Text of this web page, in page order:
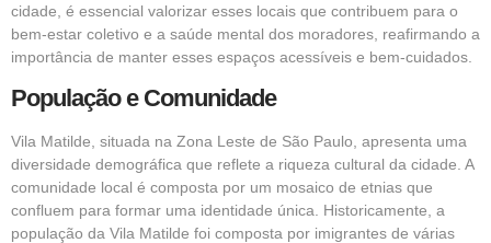
cidade, é essencial valorizar esses locais que contribuem para o
bem-estar coletivo e a saúde mental dos moradores, reafirmando a
importância de manter esses espaços acessíveis e bem-cuidados.
População e Comunidade
Vila Matilde, situada na Zona Leste de São Paulo, apresenta uma
diversidade demográfica que reflete a riqueza cultural da cidade. A
comunidade local é composta por um mosaico de etnias que
confluem para formar uma identidade única. Historicamente, a
população da Vila Matilde foi composta por imigrantes de várias